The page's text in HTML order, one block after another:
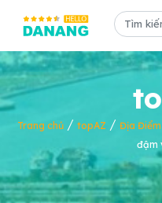
Trang chủ / topAZ / Địa Điểm
đậm